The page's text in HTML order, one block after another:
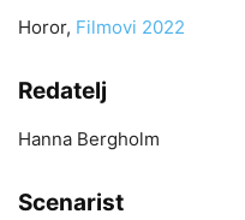
Horor, Filmovi 2022
Redatelj
Hanna Bergholm
Scenarist